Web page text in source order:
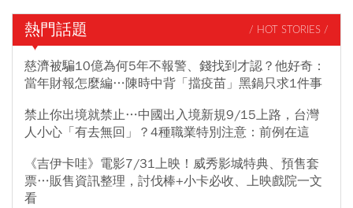
熱門話題 / HOT STORIES /
慈濟被騙10億為何5年不報警、錢找到才認？他好奇：
當年財報怎麼編…陳時中背「擋疫苗」黑鍋只求1件事
禁止你出境就禁止…中國出入境新規9/15上路，台灣
人小心「有去無回」？4種職業特別注意：前例在這
《吉伊卡哇》電影7/31上映！威秀影城特典、預售套
票…販售資訊整理，討伐棒+小卡必收、上映戲院一文
看